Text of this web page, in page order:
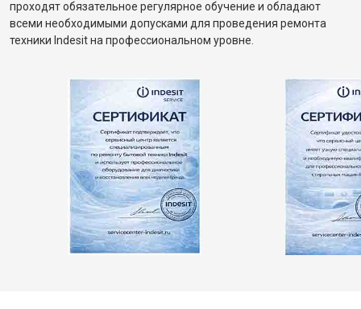
проходят обязательное регулярное обучение и обладают
всеми необходимыми допусками для проведения ремонта
техники Indesit на профессиональном уровне.